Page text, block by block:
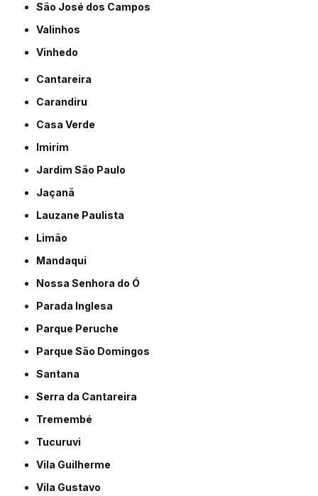
São José dos Campos
Valinhos
Vinhedo
Cantareira
Carandiru
Casa Verde
Imirim
Jardim São Paulo
Jaçanã
Lauzane Paulista
Limão
Mandaqui
Nossa Senhora do Ó
Parada Inglesa
Parque Peruche
Parque São Domingos
Santana
Serra da Cantareira
Tremembé
Tucuruvi
Vila Guilherme
Vila Gustavo